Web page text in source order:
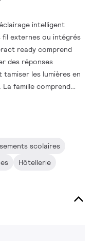
intelligent
fil externes ou intégrés
ready comprend
des réponses
famille comprend
lumière du jour. Le
scolaires
Hôtellerie